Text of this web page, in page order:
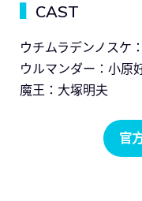
CAST
ウチムラデンノスケ
ウルマンダー：小原
魔王：大塚明夫
官